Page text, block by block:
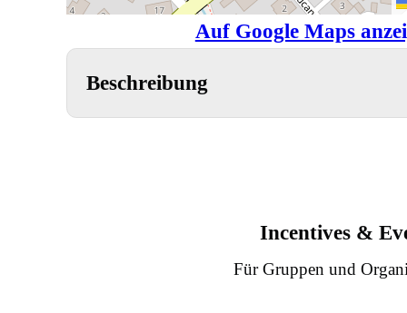
Auf Google Maps
Beschreibung
Incentives &
Für Gruppen und